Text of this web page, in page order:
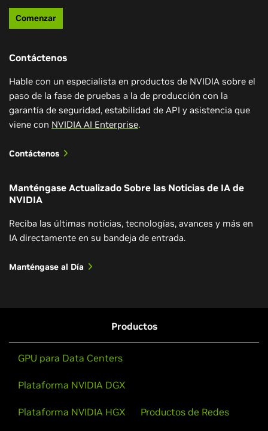
Inscríbase gratuitamente
NIM
implementación y el escalado de aplicaciones de IA.
acelerar la detección de vulnerabilidades de software
que garantiza la seguridad de las bibliotecas de
Aprenda un método de bajo código para usar los
Oracle Cloud Infrastructure (OCI) para que
implemente aplicaciones de IA generativa en
producción con confianza en OCI Container Engine
Comenzar
Contáctenos
Hable con un especialista en productos de NVIDIA sobre el
paso de la fase de pruebas a la de producción con la
garantía de seguridad, estabilidad de API y asistencia que
viene con NVIDIA AI Enterprise.
Contáctenos
Manténgase Actualizado Sobre las Noticias de IA de
NVIDIA
Reciba las últimas noticias, tecnologías, avances y más en
IA directamente en su bandeja de entrada.
Manténgase al Día
Productos
GPU para Data Centers
Plataforma NVIDIA DGX
Plataforma NVIDIA HGX Productos de Redes